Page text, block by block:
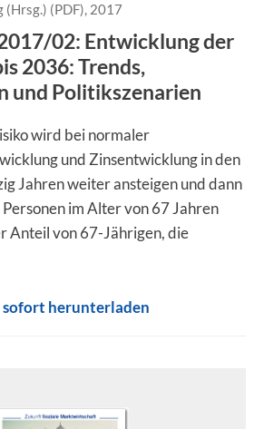
(PDF), 2017
02: Entwicklung der
2036: Trends,
und Politikszenarien
wird bei normaler
und Zinsentwicklung in den
Jahren weiter ansteigen und dann
im Alter von 67 Jahren
Anteil von 67-Jährigen, die
sofort herunterladen